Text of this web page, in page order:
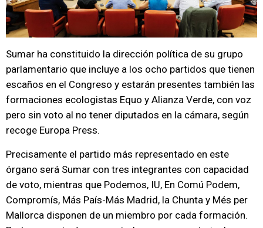
Sumar ha constituido la dirección política de su grupo
parlamentario que incluye a los ocho partidos que tienen
escaños en el Congreso y estarán presentes también las
formaciones ecologistas Equo y Alianza Verde, con voz
pero sin voto al no tener diputados en la cámara, según
recoge Europa Press.
Precisamente el partido más representado en este
órgano será Sumar con tres integrantes con capacidad
de voto, mientras que Podemos, IU, En Comú Podem,
Compromís, Más País-Más Madrid, la Chunta y Més per
Mallorca disponen de un miembro por cada formación.